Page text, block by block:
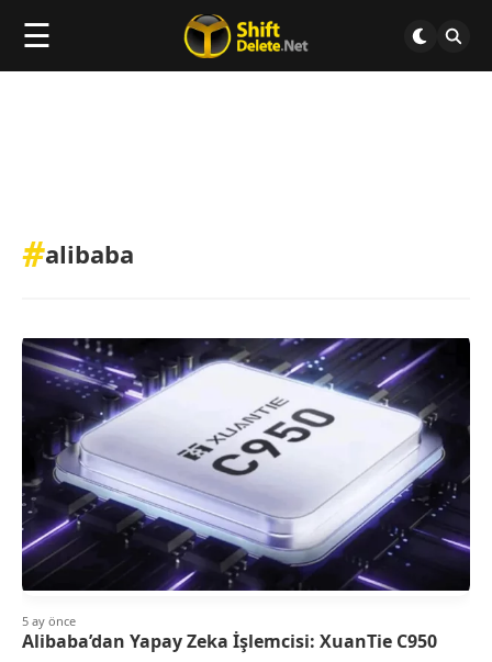
☰
#alibaba
5 ay önce
Alibaba’dan Yapay Zeka İşlemcisi: XuanTie C950